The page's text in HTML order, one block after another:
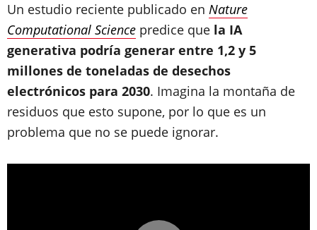
Un estudio reciente publicado en Nature
Computational Science predice que la IA
generativa podría generar entre 1,2 y 5
millones de toneladas de desechos
electrónicos para 2030. Imagina la montaña de
residuos que esto supone, por lo que es un
problema que no se puede ignorar.